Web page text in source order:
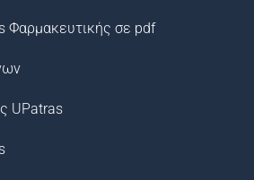
Φαρμακευτικής σε pdf
UPatras